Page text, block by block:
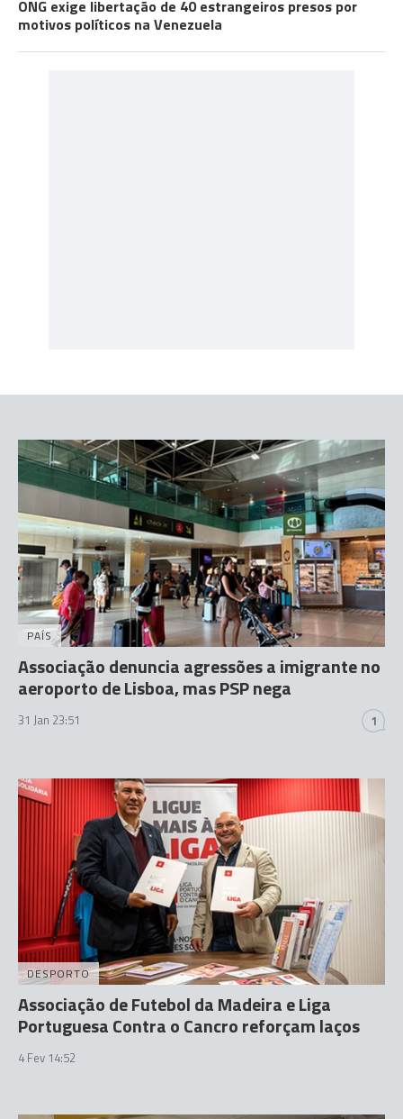
ONG exige libertação de 40 estrangeiros presos por
motivos políticos na Venezuela
PAÍS
Associação denuncia agressões a imigrante no
aeroporto de Lisboa, mas PSP nega
31 Jan 23:51 1
DESPORTO
Associação de Futebol da Madeira e Liga
Portuguesa Contra o Cancro reforçam laços
4 Fev 14:52